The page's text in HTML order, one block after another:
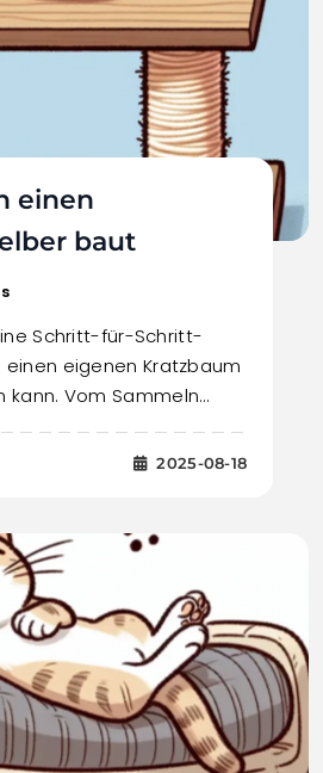
einen
baut
Schritt-für-Schritt-
eigenen Kratzbaum
kann. Vom Sammeln…
2025-08-18